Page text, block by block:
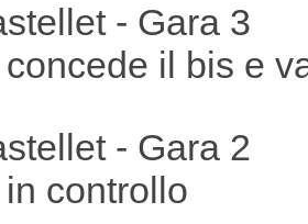
- Gara 3
il bis e
- Gara 2
controllo